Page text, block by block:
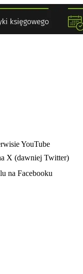
YouTube
X (dawniej Twitter)
na Facebooku